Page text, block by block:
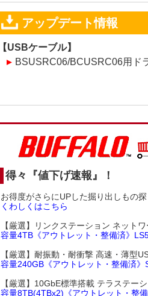
アップデート情報
【USBケーブル】
BSUSRC06/BCUSRC06用
得々『値下げ速報』！
お得度がさらにUPした掘り出しもの探
くわしくはこちら
【厳選】リンクステーション ネット
容量4TB《アウトレット・整備済》
【厳選】耐振動・耐衝撃 高速・薄型
容量240GB《アウトレット・整備済
【厳選】10GbE標準搭載 テラステー
容量8TB(4TBx2)《アウトレット・整